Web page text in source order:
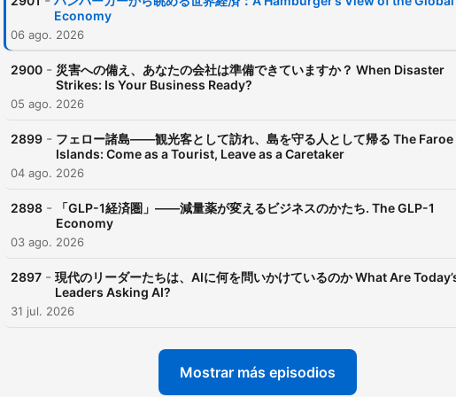
Economy
06 ago. 2026
2900 - 災害への備え、あなたの会社は準備できていますか？ When Disaster
Strikes: Is Your Business Ready?
05 ago. 2026
2899 - フェロー諸島――観光客として訪れ、島を守る人として帰る The Faroe
Islands: Come as a Tourist, Leave as a Caretaker
04 ago. 2026
2898 -
「GLP-1経済圏」――減量薬が変えるビジネスのかたち. The GLP-1
Economy
03 ago. 2026
2897 - 現代のリーダーたちは、AIに何を問いかけているのか What Are
Leaders Asking AI?
31 jul. 2026
Mostrar más episodios